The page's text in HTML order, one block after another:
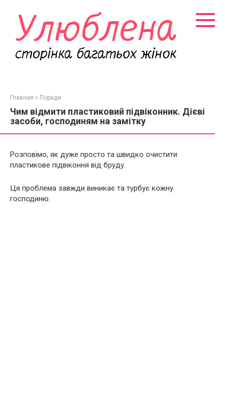
контенту
Главная » Поради
Чим відмити пластиковий підвіконник. Дієві
засоби, господиням на замітку
Розповімо, як дуже просто та швидко очистити
пластикове підвіконня від бруду.
Ця проблема завжди виникає та турбує кожну
господиню.